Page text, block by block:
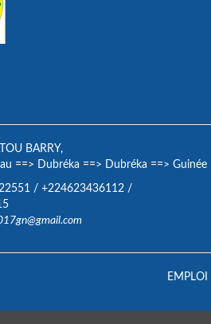
BARRY,
==> Dubréka ==> Dubréka ==> Guinée
/ +224623436112 /